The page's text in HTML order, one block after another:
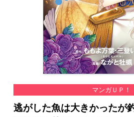
マンガＵＰ！
逃がした魚は大きかったが